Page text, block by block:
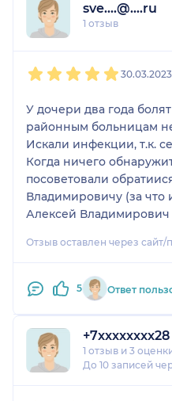
sve....@....ru
1 отзыв
30.03.2023
У дочери два года
районным больницам
Искали инфекции, т.к.
Когда ничего
посоветовали
Владимировичу (за что
Алексей Владимирович
рассказал о
Не смотря на
дочерью вышли
постоянно с
видно человек знает
Так как до это врачи
Отзыв оставлен через
5 Ответ
+7xxxxxxxx28
1 отзыв и 3
До 10 записей